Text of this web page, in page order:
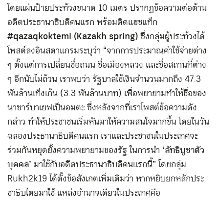
โดยแผ่นป้ายประท้วงขนาด 10 เมตร ปรากฏข้อความต่อต้าน
อดีตประธานาธิบดีคนแรก พร้อมติดแฮชแท็ก
#qazaqkoktemi (Kazakh spring)ซึ่งกลุ่มผู้ประท้วงได้
โพสต์ลงอินสตาแกรมระบุว่า “จากการประมาณค่าใช้จ่ายต่าง
ๆ ตั้งแต่การเปลี่ยนชื่อถนน ชื่อเมืองหลวง และชื่อสถานที่ต่าง
ๆ อีกนับไม่ถ้วน เราพบว่า รัฐบาลใช้เงินจำนวนมากถึง 47.3
พันล้านเท็งเก้น (3.3 พันล้านบาท) เพื่อพยายามทำให้ชื่อของ
นาซาร์บาเยฟเป็นอมตะ ซึ่งหลังจากที่เราโพสต์ข้อความดัง
กล่าว ทำให้ประชาชนเริ่มหันมาให้ความสนใจมากขึ้น โดยในวัน
ฉลองประธานาธิบดีคนแรก เราและประชาชนในประเทศจะ
ร่วมกันหยุดยั้งความพยายามของรัฐ ในการนำ ‘ลัทธิบูชาตัว
บุคคล’ มาใช้กับอดีตประธานาธิบดีคนแรกนี้” โดยกลุ่ม
Rukh2k19 ได้ตั้งข้อสังเกตเพิ่มเติมว่า หากหยิบยกหลักประ
ชาธิบไตยมาใช้ แหล่งอำนาจเดียวในประเทศคือ